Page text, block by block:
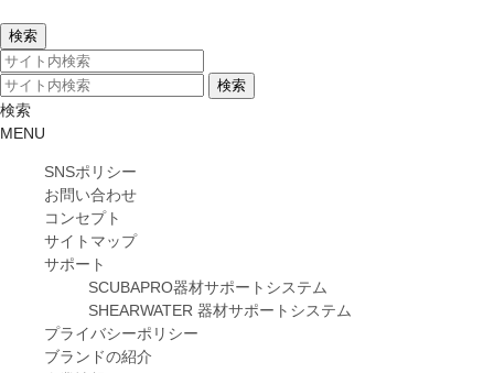
検索
MENU
SNSポリシー
お問い合わせ
コンセプト
サイトマップ
サポート
SCUBAPRO器材サポートシステム
SHEARWATER 器材サポートシステム
プライバシーポリシー
ブランドの紹介